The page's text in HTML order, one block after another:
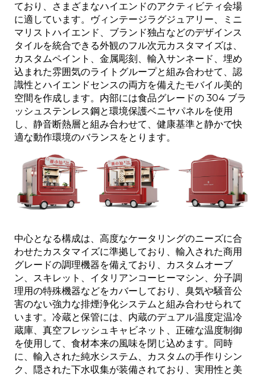
ており、さまざまなハイエンドのアクティビティ会場
に適しています。ヴィンテージラグジュアリー、ミニ
マリストハイエンド、ブランド独占などのデザインス
タイルを統合できる外観のフル次元カスタマイズは、
カスタムペイント、金属彫刻、輸入サンネード、埋め
込まれた雰囲気のライトグループと組み合わせて、認
識性とハイエンドセンスの両方を備えたモバイル美的
空間を作成します。内部には食品グレードの 304 ブラ
ッシュステンレス鋼と環境保護ベニヤパネルを使用
し、静音断熱層と組み合わせて、健康基準と静かで快
適な動作環境のバランスをとります。
中心となる構成は、高度なケータリングのニーズに合
わせたカスタマイズに準拠しており、輸入された商用
グレードの調理機器を備えており、カスタムオーブ
ン、スキレット、イタリアンコーヒーマシン、分子調
理用の特殊機器などをカバーしており、臭気や騒音公
害のない強力な排煙浄化システムと組み合わせられて
います。冷蔵と保管には、内蔵のデュアル温度定温冷
蔵庫、真空フレッシュキャビネット、正確な温度制御
を使用して、食材本来の風味を閉じ込めます。同時
に、輸入された純水システム、カスタムの手作りシン
ク、隠された下水収集が装備されており、実用性と美